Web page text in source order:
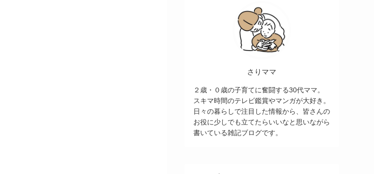
さりママ
２歳・０歳の子育てに奮闘する30代ママ。
スキマ時間のテレビ鑑賞やマンガが大好き。
日々の暮らしで注目した情報から、皆さんの
お役に少しでも立てたらいいなと思いながら
書いている雑記ブログです。